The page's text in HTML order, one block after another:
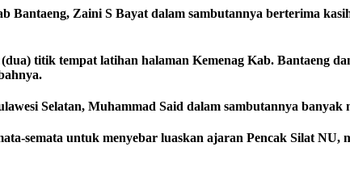
Bantaeng, Zaini S Bayat dalam sambutannya berterima
titik tempat latihan halaman Kemenag Kab. Bantaeng
Selatan, Muhammad Said dalam sambutannya banyak
semata untuk menyebar luaskan ajaran Pencak Silat